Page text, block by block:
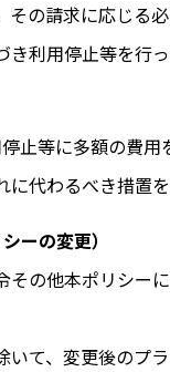
の請求に応じる
き利用停止等を行
止等に多額の費
代わるべき措置
ーの変更）
その他本ポリシー
いて、変更後のプ